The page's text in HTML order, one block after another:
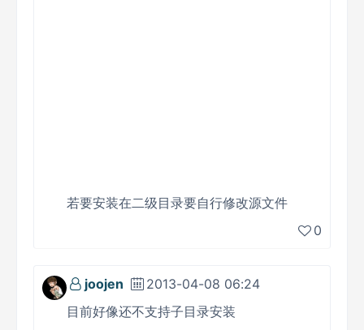
若要安装在二级目录要自行修改源文件
0
joojen
2013-04-08 06:24
目前好像还不支持子目录安装